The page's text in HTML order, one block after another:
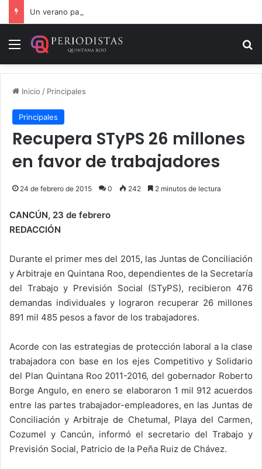
Menú
Inicio / Principales
Principales
Recupera STyPS 26 millones
en favor de trabajadores
24 de febrero de 2015 0 242 2 minutos de lectura
CANCÚN, 23 de febrero
REDACCIÓN
Durante el primer mes del 2015, las Juntas de Conciliación
y Arbitraje en Quintana Roo, dependientes de la Secretaría
del Trabajo y Previsión Social (STyPS), recibieron 476
demandas individuales y lograron recuperar 26 millones
891 mil 485 pesos a favor de los trabajadores.
Acorde con las estrategias de protección laboral a la clase
trabajadora con base en los ejes Competitivo y Solidario
del Plan Quintana Roo 2011-2016, del gobernador Roberto
Borge Angulo, en enero se elaboraron 1 mil 912 acuerdos
entre las partes trabajador-empleadores, en las Juntas de
Conciliación y Arbitraje de Chetumal, Playa del Carmen,
Cozumel y Cancún, informó el secretario del Trabajo y
Previsión Social, Patricio de la Peña Ruiz de Chávez.